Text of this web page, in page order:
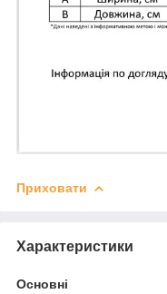
Приховати
Характеристики
Основні